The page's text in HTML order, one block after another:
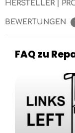
HERSTELLER |
BEWERTUNGEN
FAQ zu